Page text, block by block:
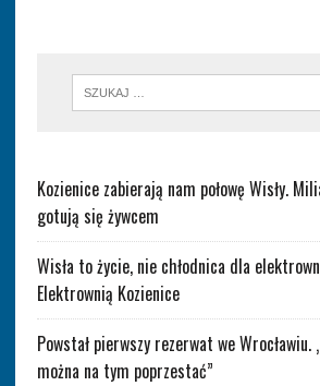
Kozienice zabierają nam połowę Wisły.
gotują się żywcem
Wisła to życie, nie chłodnica dla
Elektrownią Kozienice
Powstał pierwszy rezerwat we Wrocławiu.
można na tym poprzestać”